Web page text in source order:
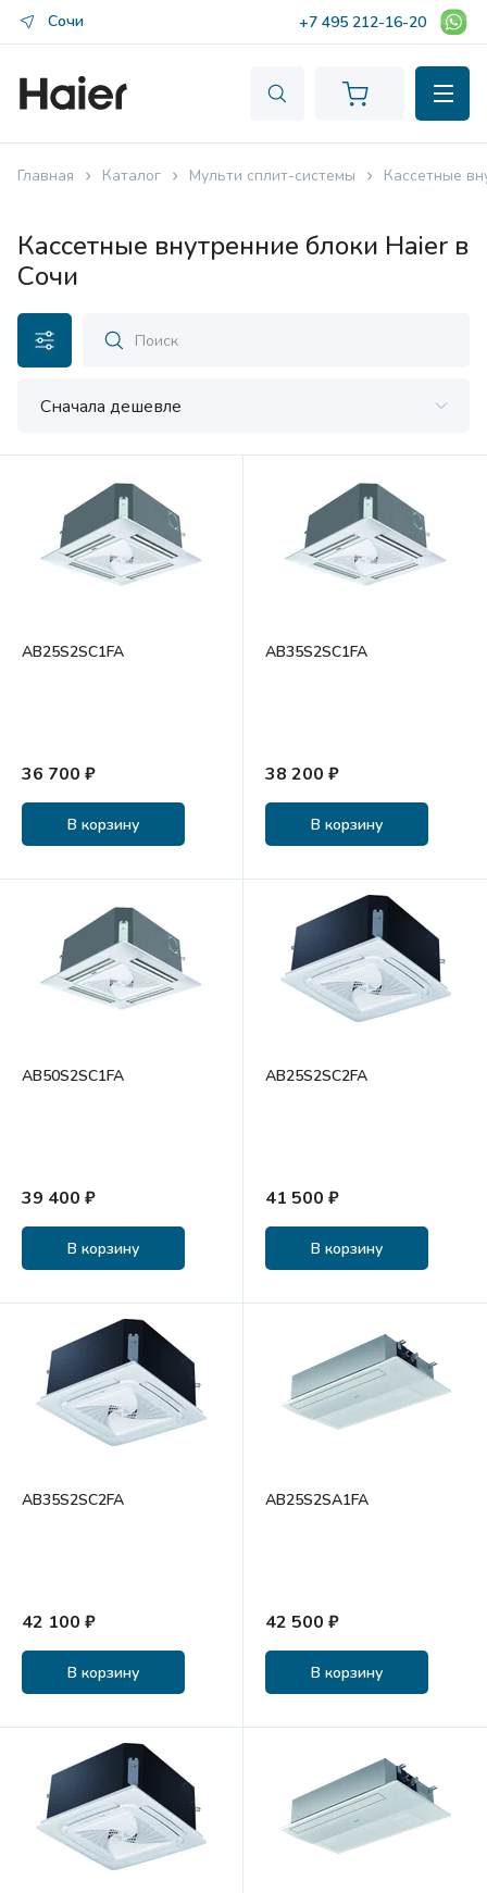
Сочи +7 495 212-16-20
Главная Каталог Мульти сплит-системы Кассетные
Кассетные внутренние блоки Haier в
Сочи
Сначала дешевле
AB25S2SC1FA
36 700 ₽
В корзину
AB35S2SC1FA
38 200 ₽
В корзину
AB50S2SC1FA
39 400 ₽
В корзину
AB25S2SC2FA
41 500 ₽
В корзину
AB35S2SC2FA
42 100 ₽
В корзину
AB25S2SA1FA
42 500 ₽
В корзину